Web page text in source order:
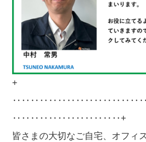
+
‥‥‥‥‥‥‥‥‥‥‥‥+
皆さまの大切なご自宅、オフィ